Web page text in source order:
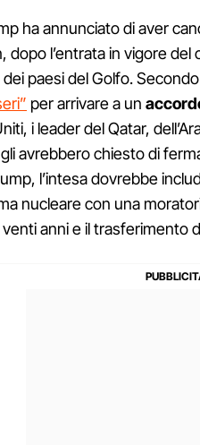
ha annunciato di aver
dopo l’entrata in vigore
paesi del Golfo.
per arrivare a un
i leader del Qatar,
avrebbero chiesto di
l’intesa dovrebbe
nucleare con una
anni e il trasferimento